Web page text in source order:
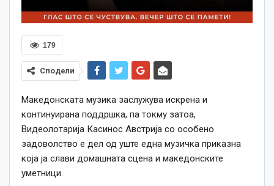
179
Сподели
Македонската музика заслужува искрена и
континуирана поддршка, па токму затоа,
Видеолотарија Касинос Австрија со особено
задоволство е дел од уште една музичка приказна
која ја слави домашната сцена и македонските
уметници.